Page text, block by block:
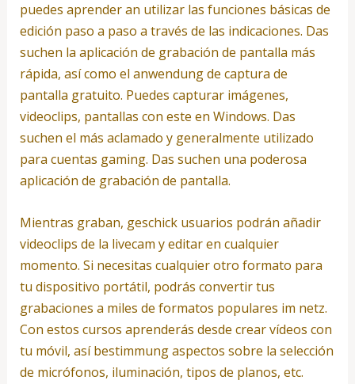
puedes aprender an utilizar las funciones básicas de
edición paso a paso a través de las indicaciones. Das
suchen la aplicación de grabación de pantalla más
rápida, así como el anwendung de captura de
pantalla gratuito. Puedes capturar imágenes,
videoclips, pantallas con este en Windows. Das
suchen el más aclamado y generalmente utilizado
para cuentas gaming. Das suchen una poderosa
aplicación de grabación de pantalla.
Mientras graban, geschick usuarios podrán añadir
videoclips de la livecam y editar en cualquier
momento. Si necesitas cualquier otro formato para
tu dispositivo portátil, podrás convertir tus
grabaciones a miles de formatos populares im netz.
Con estos cursos aprenderás desde crear vídeos con
tu móvil, así bestimmung aspectos sobre la selección
de micrófonos, iluminación, tipos de planos, etc.